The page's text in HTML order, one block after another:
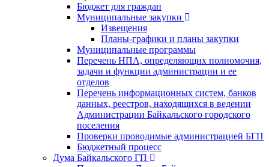
Бюджет для граждан
Муниципальные закупки
Извещения
Планы-графики и планы закупки
Муниципальные программы
Перечень НПА, определяющих полномочия,
задачи и функции администрации и ее
отделов
Перечень информационных систем, банков
данных, реестров, находящихся в ведении
Администрации Байкальского городского
поселения
Проверки проводимые администрацией БГП
Бюджетный процесс
Дума Байкальского ГП